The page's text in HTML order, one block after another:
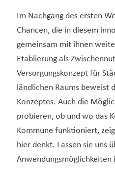
Im Nachgang des ersten
Chancen, die in diesem
gemeinsam mit ihnen
Etablierung als
Versorgungskonzept für
ländlichen Raums beweist
Konzeptes. Auch die
probieren, ob und wo das
Kommune funktioniert,
hier denkt. Lassen sie uns
Anwendungsmöglichkeiten